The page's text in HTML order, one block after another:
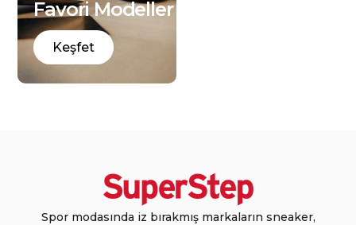
Favori Modeller
Keşfet
Spor modasında iz bırakmış markaların sneaker,